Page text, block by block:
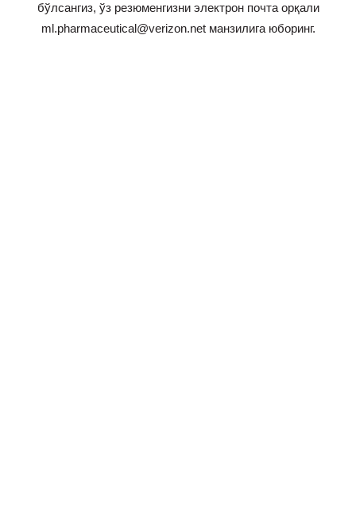
бўлсангиз, ўз резюменгизни электрон почта орқали
ml.pharmaceutical@verizon.net манзилига юборинг.